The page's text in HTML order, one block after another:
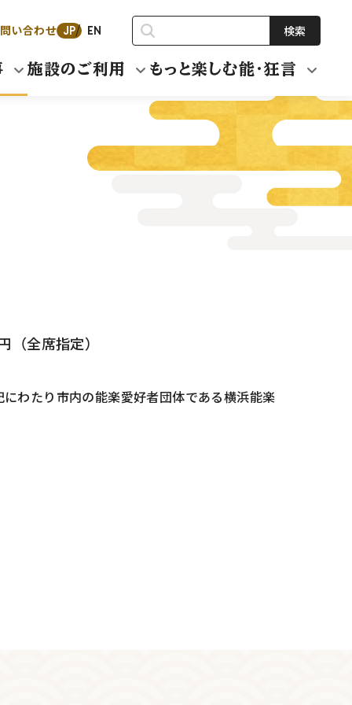
い合わせ JP EN 検索
施設のご利用 もっと楽しむ能・狂言
全席指定）
わたり市内の能楽愛好者団体である横浜能楽